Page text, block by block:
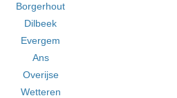
Borgerhout
Dilbeek
Evergem
Ans
Overijse
Wetteren